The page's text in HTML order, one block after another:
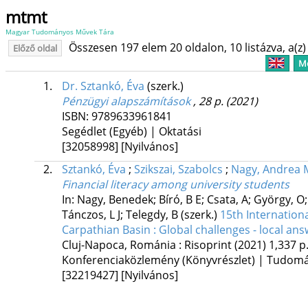
mtmt
Magyar Tudományos Művek Tára
Előző oldal Összesen 197 elem 20 oldalon, 10 listázva,
1. Dr. Sztankó, Éva (szerk.)
Pénzügyi alapszámítások, 28 p. (2021)
ISBN: 9789633961841
Segédlet (Egyéb) | Oktatási
[32058998] [Nyilvános]
2.
Sztankó, Éva ; Szikszai, Szabolcs ; Nagy, Andrea
Financial literacy among university students
In: Nagy, Benedek; Bíró, B E; Csata, A; György,
Tánczos, L J; Telegdy, B (szerk.) 15th
Carpathian Basin : Global challenges - local
Cluj-Napoca, Románia : Risoprint(2021) 1,337 p.
Konferenciaközlemény (Könyvrészlet) |
[32219427] [Nyilvános]